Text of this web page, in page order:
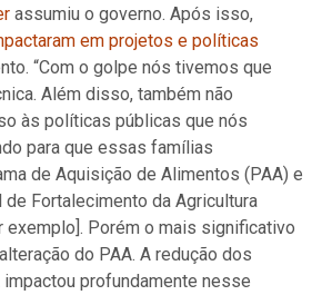
assumiu o governo. Após isso,
em projetos e políticas
“Com o golpe nós tivemos que
Além disso, também não
às políticas públicas que nós
para que essas famílias
de Aquisição de Alimentos (PAA) e
de Fortalecimento da Agricultura
exemplo]. Porém o mais significativo
do PAA. A redução dos
profundamente nesse